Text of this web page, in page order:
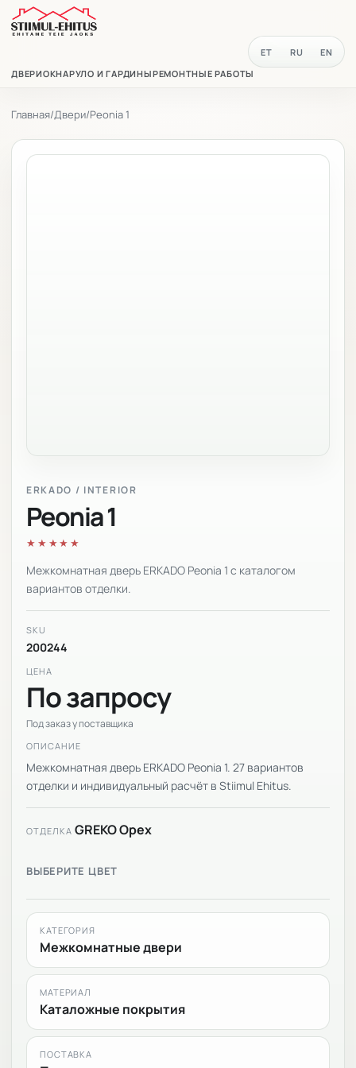
ДВЕРИОКНАРУЛО И ГАРДИНЫРЕМОНТНЫЕ РАБОТЫ
ET RU EN
Главная/Двери/Peonia 1
ERKADO / INTERIOR
Peonia 1
★★★★★
Межкомнатная дверь ERKADO Peonia 1 с каталогом
вариантов отделки.
SKU
200244
ЦЕНА
По запросу
Под заказ у поставщика
ОПИСАНИЕ
Межкомнатная дверь ERKADO Peonia 1. 27 вариантов
отделки и индивидуальный расчёт в Stiimul Ehitus.
ОТДЕЛКА GREKO Орех
ВЫБЕРИТЕ ЦВЕТ
КАТЕГОРИЯ
Межкомнатные двери
МАТЕРИАЛ
Каталожные покрытия
ПОСТАВКА